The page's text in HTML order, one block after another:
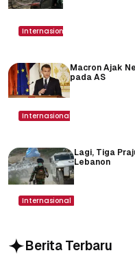
Internasional
Internasional
Macron Ajak
pada AS
Internasional
Lagi, Tiga
Lebanon
Berita Terbaru